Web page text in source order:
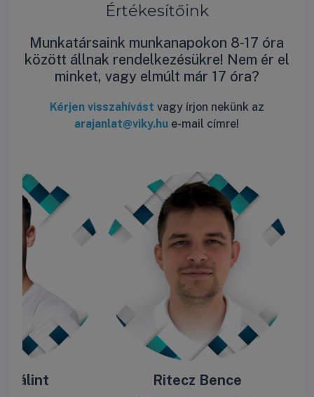
Értékesítőink
Munkatársaink munkanapokon 8-17 óra
között állnak rendelkezésükre! Nem ér el
minket, vagy elmúlt már 17 óra?
Kérjen visszahívást vagy írjon nekünk az
arajanlat@viky.hu e-mail címre!
Bálint Ritecz Bence